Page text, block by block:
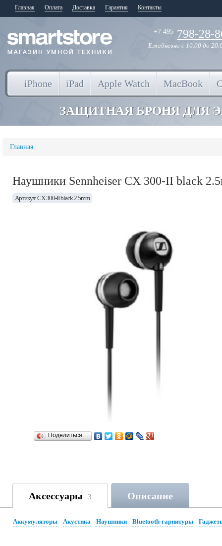
Главная Оплата Доставка Гарантия Контакты
+7 495 798-28-
Ежедневно с 10.00 до
iPhone iPad Apple Watch MacBook
ЗАЩИТНАЯ БРОНЯ ДЛЯ
Главная
Наушники Sennheiser CX 300-II black
Артикул: CX 300-II black 2.5mm
Поделиться…
Аксессуары 3 Описание
Аккумуляторы Акустика Наушники Bluetooth-гарнитуры